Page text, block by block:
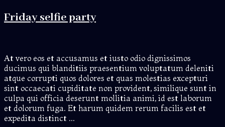
Friday selfie party
At vero eos et accusamus et iusto odio dignissimos
ducimus qui blanditiis praesentium voluptatum deleniti
atque corrupti quos dolores et quas molestias excepturi
sint occaecati cupiditate non provident, similique sunt in
culpa qui officia deserunt mollitia animi, id est laborum
et dolorum fuga. Et harum quidem rerum facilis est et
expedita distinct ...